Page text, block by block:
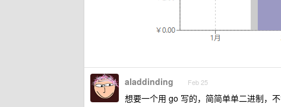
aladdinding Feb 25
想要一个用 go 写的，简简单单二进制，